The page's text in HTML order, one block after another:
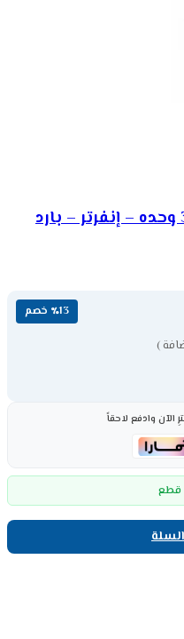
مكیف سبلیت أوكس 36000 وحده – إنفرتر – بارد
٪13 خصم
)
وادفع لاحقاً
قطع